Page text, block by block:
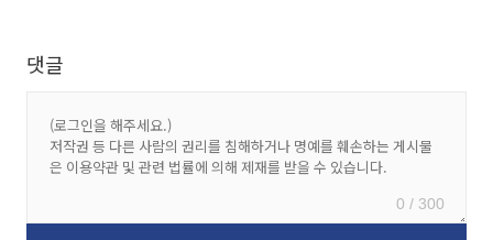
댓글
0 / 300